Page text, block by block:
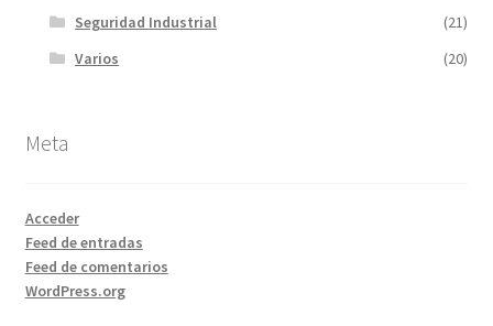
Seguridad Industrial
(21)
Varios
(20)
Meta
Acceder
Feed de entradas
Feed de comentarios
WordPress.org